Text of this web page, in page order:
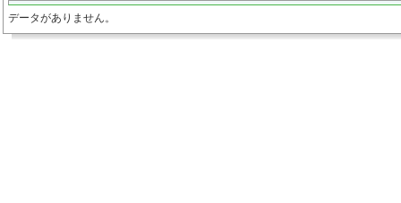
データがありません。